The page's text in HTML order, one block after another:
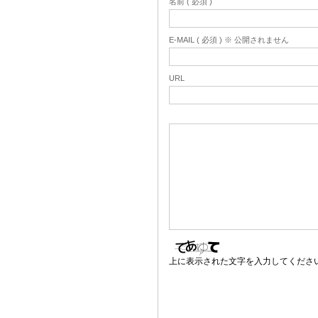
E-MAIL ( 必須 ) ※ 公開されません
URL
上に表示された文字を入力してくださ